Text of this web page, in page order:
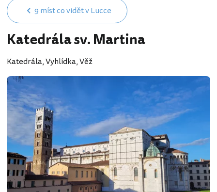
9 míst co vidět v Lucce
Katedrála sv. Martina
Katedrála, Vyhlídka, Věž